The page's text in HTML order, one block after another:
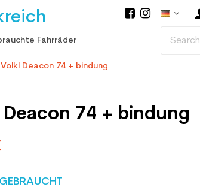
Fahrräder
Deacon 74 + bindung
74 + bindung
GEBRAUCHT